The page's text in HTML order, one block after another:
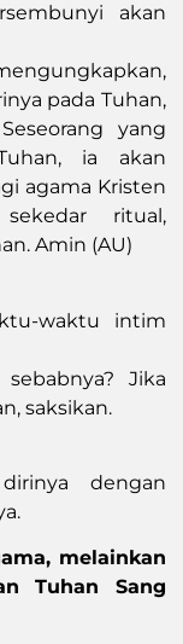
akan
pada Tuhan,
yang
ia akan
agama Kristen
ritual,
Amin (AU)
waktu intim
Jika
saksikan.
dengan
melainkan
Tuhan Sang